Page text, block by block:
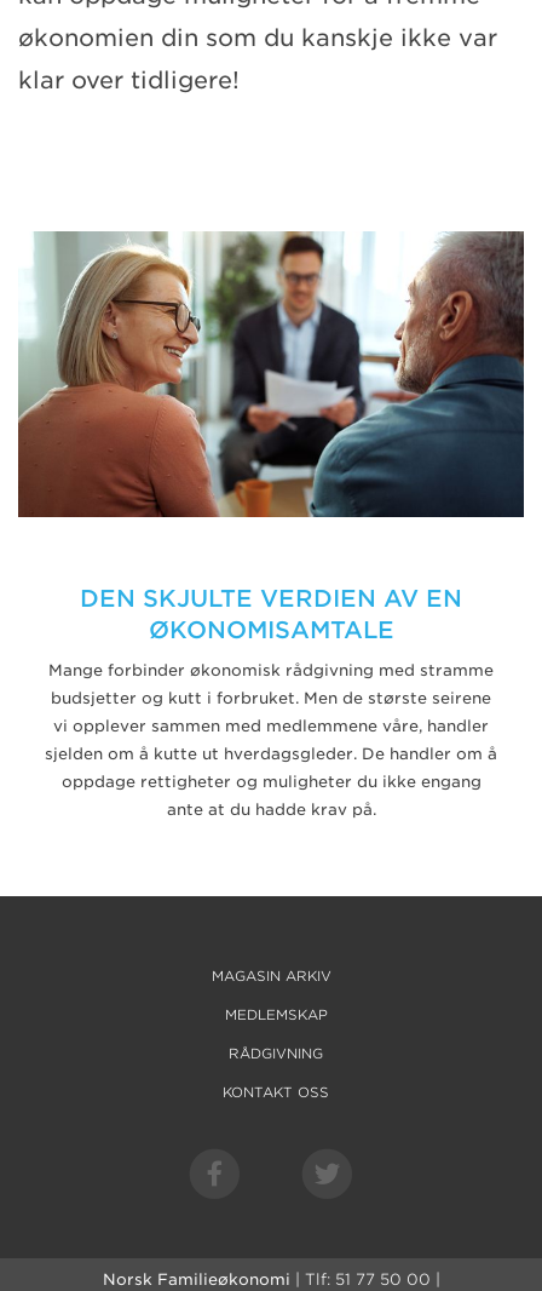
økonomien din som du kanskje ikke var
klar over tidligere!
DEN SKJULTE VERDIEN AV EN
ØKONOMISAMTALE
Mange forbinder økonomisk rådgivning med stramme
budsjetter og kutt i forbruket. Men de største seirene
vi opplever sammen med medlemmene våre, handler
sjelden om å kutte ut hverdagsgleder. De handler om å
oppdage rettigheter og muligheter du ikke engang
ante at du hadde krav på.
MAGASIN ARKIV
MEDLEMSKAP
RÅDGIVNING
KONTAKT OSS
Norsk Familieøkonomi | Tlf: 51 77 50 00 |